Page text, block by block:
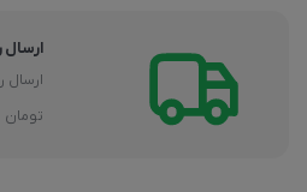
ارسال
تومان